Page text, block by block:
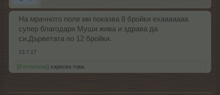
На мрачното поле ми показва 8 бройки ехааааааа
супер благодаря Муши жива и здрава да
си.Дърветата по 12 бройки.
13.7.17
[[Fermerkaa]] харесва това.